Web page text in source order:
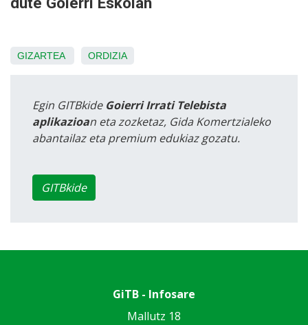
GIZARTEA ORDIZIA
Egin GITBkide Goierri Irrati Telebista
aplikazioan eta zozketaz, Gida Komertzialeko
abantailaz eta premium edukiaz gozatu.
GITBkide
GiTB - Infosare
Mallutz 18